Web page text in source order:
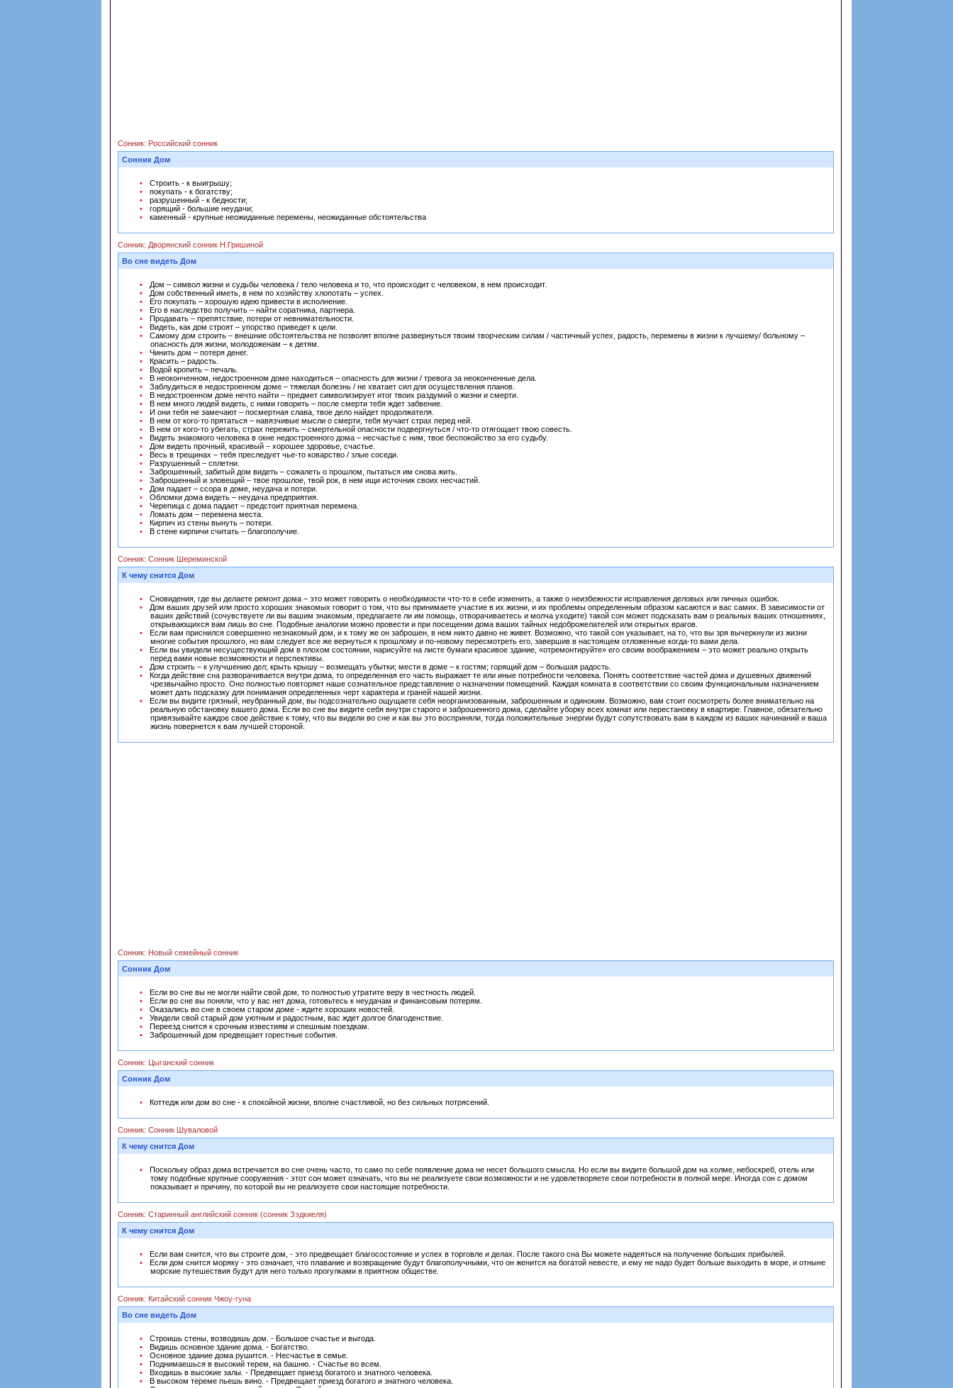
Сонник: Российский сонник
Сонник Дом
Строить - к выигрышу;
покупать - к богатству;
разрушенный - к бедности;
горящий - большие неудачи;
каменный - крупные неожиданные перемены, неожиданные обстоятельства
Сонник: Дворянский сонник Н.Гришиной
Во сне видеть Дом
Дом – символ жизни и судьбы человека / тело человека и то, что происходит с человеком, в нем происходит.
Дом собственный иметь, в нем по хозяйству хлопотать – успех.
Его покупать – хорошую идею привести в исполнение.
Его в наследство получить – найти соратника, партнера.
Продавать – препятствие, потери от невнимательности.
Видеть, как дом строят – упорство приведет к цели.
Самому дом строить – внешние обстоятельства не позволят вполне развернуться твоим творческим силам / частичный успех, радость, перемены в жизни к лучшему/ больному –
опасность для жизни, молодоженам – к детям.
Чинить дом – потеря денег.
Красить – радость.
Водой кропить – печаль.
В неоконченном, недостроенном доме находиться – опасность для жизни / тревога за неоконченные дела.
Заблудиться в недостроенном доме – тяжелая болезнь / не хватает сил для осуществления планов.
В недостроенном доме нечто найти – предмет символизирует итог твоих раздумий о жизни и смерти.
В нем много людей видеть, с ними говорить – после смерти тебя ждет забвение.
И они тебя не замечают – посмертная слава, твое дело найдет продолжателя.
В нем от кого-то прятаться – навязчивые мысли о смерти, тебя мучает страх перед ней.
В нем от кого-то убегать, страх пережить – смертельной опасности подвергнуться / что-то отягощает твою совесть.
Видеть знакомого человека в окне недостроенного дома – несчастье с ним, твое беспокойство за его судьбу.
Дом видеть прочный, красивый – хорошее здоровье, счастье.
Весь в трещинах – тебя преследует чье-то коварство / злые соседи.
Разрушенный – сплетни.
Заброшенный, забитый дом видеть – сожалеть о прошлом, пытаться им снова жить.
Заброшенный и зловещий – твое прошлое, твой рок, в нем ищи источник своих несчастий.
Дом падает – ссора в доме, неудача и потери.
Обломки дома видеть – неудача предприятия.
Черепица с дома падает – предстоит приятная перемена.
Ломать дом – перемена места.
Кирпич из стены вынуть – потери.
В стене кирпичи считать – благополучие.
Сонник: Сонник Шереминской
К чему снится Дом
Сновидения, где вы делаете ремонт дома – это может говорить о необходимости что-то в себе изменить, а также о неизбежности исправления деловых или личных ошибок.
Дом ваших друзей или просто хороших знакомых говорит о том, что вы принимаете участие в их жизни, и их проблемы определенным образом касаются и вас самих. В зависимости от
ваших действий (сочувствуете ли вы вашим знакомым, предлагаете ли им помощь, отворачиваетесь и молча уходите) такой сон может подсказать вам о реальных ваших отношениях,
открывающихся вам лишь во сне. Подобные аналогии можно провести и при посещении дома ваших тайных недоброжелателей или открытых врагов.
Если вам приснился совершенно незнакомый дом, и к тому же он заброшен, в нем никто давно не живет. Возможно, что такой сон указывает, на то, что вы зря вычеркнули из жизни
многие события прошлого, но вам следует все же вернуться к прошлому и по-новому пересмотреть его, завершив в настоящем отложенные когда-то вами дела.
Если вы увидели несуществующий дом в плохом состоянии, нарисуйте на листе бумаги красивое здание, «отремонтируйте» его своим воображением – это может реально открыть
перед вами новые возможности и перспективы.
Дом строить – к улучшению дел; крыть крышу – возмещать убытки; мести в доме – к гостям; горящий дом – большая радость.
Когда действие сна разворачивается внутри дома, то определенная его часть выражает те или иные потребности человека. Понять соответствие частей дома и душевных движений
чрезвычайно просто. Оно полностью повторяет наше сознательное представление о назначении помещений. Каждая комната в соответствии со своим функциональным назначением
может дать подсказку для понимания определенных черт характера и граней нашей жизни.
Если вы видите грязный, неубранный дом, вы подсознательно ощущаете себя неорганизованным, заброшенным и одиноким. Возможно, вам стоит посмотреть более внимательно на
реальную обстановку вашего дома. Если во сне вы видите себя внутри старого и заброшенного дома, сделайте уборку всех комнат или перестановку в квартире. Главное, обязательно
привязывайте каждое свое действие к тому, что вы видели во сне и как вы это восприняли, тогда положительные энергии будут сопутствовать вам в каждом из ваших начинаний и ваша
жизнь повернется к вам лучшей стороной.
Сонник: Новый семейный сонник
Сонник Дом
Если во сне вы не могли найти свой дом, то полностью утратите веру в честность людей.
Если во сне вы поняли, что у вас нет дома, готовьтесь к неудачам и финансовым потерям.
Оказались во сне в своем старом доме - ждите хороших новостей.
Увидели свой старый дом уютным и радостным, вас ждет долгое благоденствие.
Переезд снится к срочным известиям и спешным поездкам.
Заброшенный дом предвещает горестные события.
Сонник: Цыганский сонник
Сонник Дом
Коттедж или дом во сне - к спокойной жизни, вполне счастливой, но без сильных потрясений.
Сонник: Сонник Шуваловой
К чему снится Дом
Поскольку образ дома встречается во сне очень часто, то само по себе появление дома не несет большого смысла. Но если вы видите большой дом на холме, небоскреб, отель или
тому подобные крупные сооружения - этот сон может означать, что вы не реализуете свои возможности и не удовлетворяете свои потребности в полной мере. Иногда сон с домом
показывает и причину, по которой вы не реализуете свои настоящие потребности.
Сонник: Старинный английский сонник (сонник Зэдкиеля)
К чему снится Дом
Если вам снится, что вы строите дом, - это предвещает благосостояние и успех в торговле и делах. После такого сна Вы можете надеяться на получение больших прибылей.
Если дом снится моряку - это означает, что плавание и возвращение будут благополучными, что он женится на богатой невесте, и ему не надо будет больше выходить в море, и отныне
морские путешествия будут для него только прогулками в приятном обществе.
Сонник: Китайский сонник Чжоу-гуна
Во сне видеть Дом
Строишь стены, возводишь дом. - Большое счастье и выгода.
Видишь основное здание дома. - Богатство.
Основное здание дома рушится. - Несчастье в семье.
Поднимаешься в высокий терем, на башню. - Счастье во всем.
Входишь в высокие залы. - Предвещает приезд богатого и знатного человека.
В высоком тереме пьешь вино. - Предвещает приезд богатого и знатного человека.